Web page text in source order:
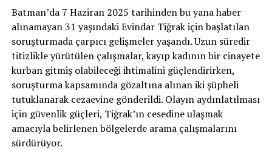
Batman’da 7 Haziran 2025 tarihinden bu yana haber
alınamayan 31 yaşındaki Evindar Tiğrak için başlatılan
soruşturmada çarpıcı gelişmeler yaşandı. Uzun süredir
titizlikle yürütülen çalışmalar, kayıp kadının bir cinayete
kurban gitmiş olabileceği ihtimalini güçlendirirken,
soruşturma kapsamında gözaltına alınan iki şüpheli
tutuklanarak cezaevine gönderildi. Olayın aydınlatılması
için güvenlik güçleri, Tiğrak’ın cesedine ulaşmak
amacıyla belirlenen bölgelerde arama çalışmalarını
sürdürüyor.